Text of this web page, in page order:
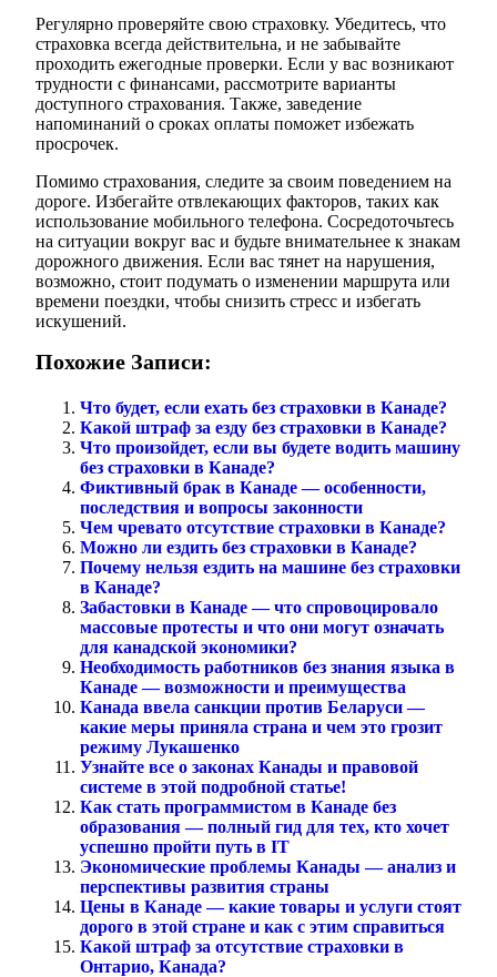
Регулярно проверяйте свою страховку. Убедитесь, что
страховка всегда действительна, и не забывайте
проходить ежегодные проверки. Если у вас возникают
трудности с финансами, рассмотрите варианты
доступного страхования. Также, заведение
напоминаний о сроках оплаты поможет избежать
просрочек.
Помимо страхования, следите за своим поведением на
дороге. Избегайте отвлекающих факторов, таких как
использование мобильного телефона. Сосредоточьтесь
на ситуации вокруг вас и будьте внимательнее к знакам
дорожного движения. Если вас тянет на нарушения,
возможно, стоит подумать о изменении маршрута или
времени поездки, чтобы снизить стресс и избегать
искушений.
Похожие Записи:
Что будет, если ехать без страховки в Канаде?
Какой штраф за езду без страховки в Канаде?
Что произойдет, если вы будете водить машину
без страховки в Канаде?
Фиктивный брак в Канаде — особенности,
последствия и вопросы законности
Чем чревато отсутствие страховки в Канаде?
Можно ли ездить без страховки в Канаде?
Почему нельзя ездить на машине без страховки
в Канаде?
Забастовки в Канаде — что спровоцировало
массовые протесты и что они могут означать
для канадской экономики?
Необходимость работников без знания языка в
Канаде — возможности и преимущества
Канада ввела санкции против Беларуси —
какие меры приняла страна и чем это грозит
режиму Лукашенко
Узнайте все о законах Канады и правовой
системе в этой подробной статье!
Как стать программистом в Канаде без
образования — полный гид для тех, кто хочет
успешно пройти путь в IT
Экономические проблемы Канады — анализ и
перспективы развития страны
Цены в Канаде — какие товары и услуги стоят
дорого в этой стране и как с этим справиться
Какой штраф за отсутствие страховки в
Онтарио, Канада?